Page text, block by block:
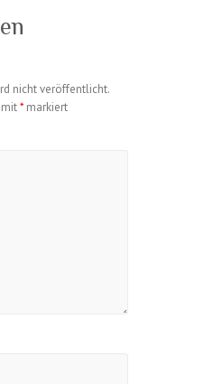
nicht veröffentlicht.
* markiert